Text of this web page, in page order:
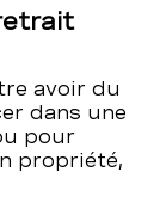
avoir du
dans une
pour
propriété,